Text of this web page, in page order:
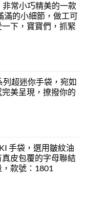
常小巧精美的一款
滿的小細節，做工可
下，寶寶們，抓緊
超迷你手袋，宛如
美呈現，撩撥你的
手袋，選用皺紋油
皮包覆的字母聯結
款號：1801